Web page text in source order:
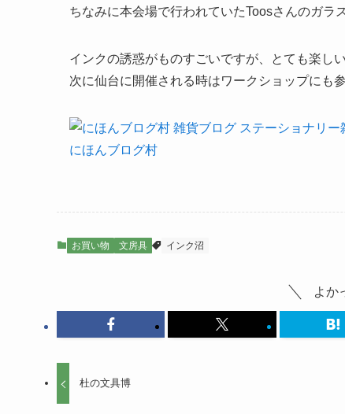
ちなみに本会場で行われていたToosさんのガ
インクの誘惑がものすごいですが、とても楽し
次に仙台に開催される時はワークショップにも
にほんブログ村
お買い物 文房具 インク沼
よか
杜の文具博